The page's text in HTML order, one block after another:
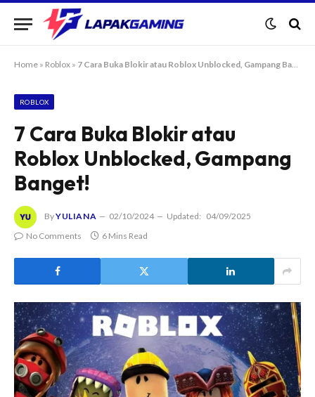
Home » Roblox » 7 Cara Buka Blokir atau Roblox Unblocked, Gampang Banget!
ROBLOX
7 Cara Buka Blokir atau
Roblox Unblocked, Gampang
Banget!
ByYULIANA 02/10/2024 Updated: 04/09/2025
No Comments
6 Mins Read